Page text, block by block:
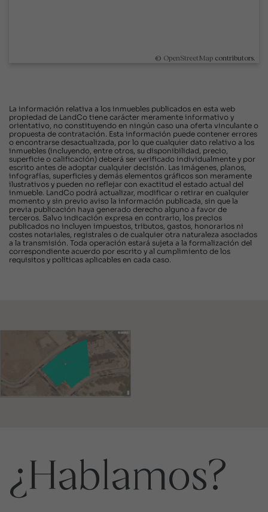
© OpenStreetMap contributors.
La información relativa a los inmuebles publicados en esta web
propiedad de LandCo tiene carácter meramente informativo y
orientativo, no constituyendo en ningún caso una oferta vinculante o
propuesta de contratación. Esta información puede contener errores
o encontrarse desactualizada, por lo que cualquier dato relativo a los
inmuebles (incluyendo, entre otros, su disponibilidad, precio,
superficie o calificación) deberá ser verificado individualmente y por
escrito antes de adoptar cualquier decisión. Las imágenes, planos,
infografías, superficies y demás elementos gráficos son meramente
ilustrativos y pueden no reflejar con exactitud el estado actual del
inmueble. LandCo podrá actualizar, modificar o retirar en cualquier
momento y sin previo aviso la información publicada, sin que la
previa publicación haya generado derecho alguno a favor de
terceros. Salvo indicación expresa en contrario, los precios
publicados no incluyen impuestos, tributos, gastos, honorarios ni
costes notariales, registrales o de cualquier otra naturaleza asociados
a la transmisión. Toda operación estará sujeta a la formalización del
correspondiente acuerdo por escrito y al cumplimiento de los
requisitos y políticas aplicables en cada caso.
¿Hablamos?